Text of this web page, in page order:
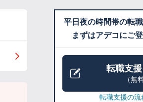
平日夜の時間帯の転
まずはアデコにご
転職支
（無
転職支援の流